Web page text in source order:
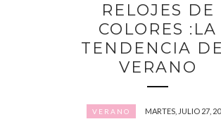
RELOJES DE
COLORES :LA
TENDENCIA
VERANO
VERANO MARTES, JULIO 27,